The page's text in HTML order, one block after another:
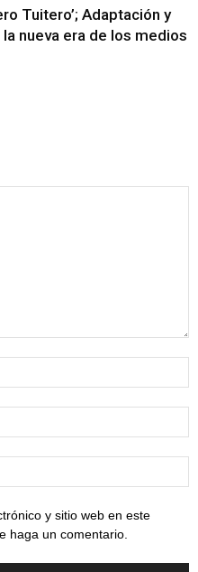
Tuitero’; Adaptación y
nueva era de los medios
y sitio web en este
haga un comentario.